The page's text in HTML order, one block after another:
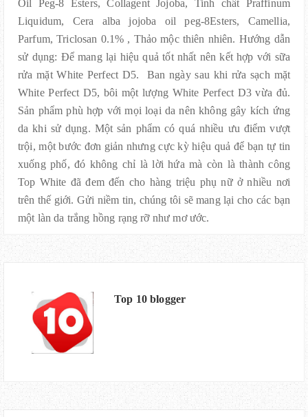
Oil Peg-8 Esters, Collagent Jojoba, Tinh chất Praffinum
Liquidum, Cera alba jojoba oil peg-8Esters, Camellia,
Parfum, Triclosan 0.1% , Thảo mộc thiên nhiên. Hướng dẫn
sử dụng: Để mang lại hiệu quả tốt nhất nên kết hợp với sữa
rửa mặt White Perfect D5. Ban ngày sau khi rửa sạch mặt
White Perfect D5, bôi một lượng White Perfect D3 vừa đủ.
Sản phẩm phù hợp với mọi loại da nên không gây kích ứng
da khi sử dụng. Một sản phẩm có quá nhiều ưu điểm vượt
trội, một bước đơn giản nhưng cực kỳ hiệu quả để bạn tự tin
xuống phố, đó không chỉ là lời hứa mà còn là thành công
Top White đã đem đến cho hàng triệu phụ nữ ở nhiều nơi
trên thế giới. Gửi niềm tin, chúng tôi sẽ mang lại cho các bạn
một làn da trắng hồng rạng rỡ như mơ ước.
Top 10 blogger